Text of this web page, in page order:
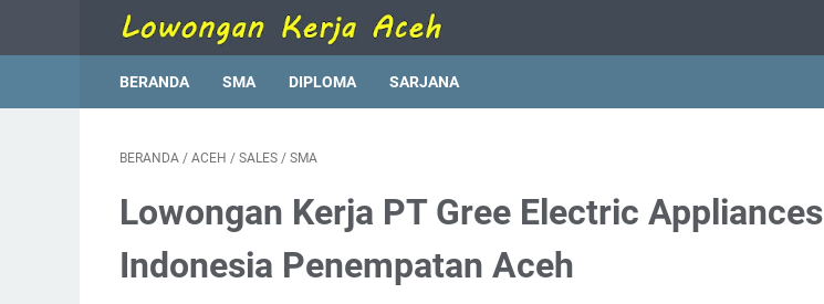
BERANDA SMA DIPLOMA SARJANA
BERANDA / ACEH / SALES / SMA
Lowongan Kerja PT Gree Electric Appliances
Indonesia Penempatan Aceh